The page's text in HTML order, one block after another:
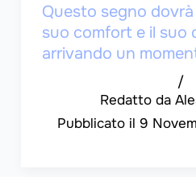
Questo segno
suo comfort e il suo
arrivando un
/
9